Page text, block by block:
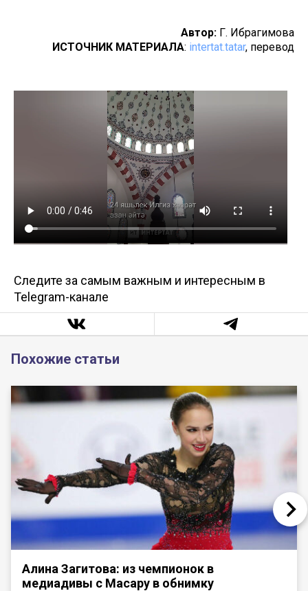
Автор: Г. Ибрагимова
ИСТОЧНИК МАТЕРИАЛА: intertat.tatar, перевод
Следите за самым важным и интересным в
Telegram-канале
Похожие статьи
Алина Загитова: из чемпионок в
медиадивы с Масару в обнимку